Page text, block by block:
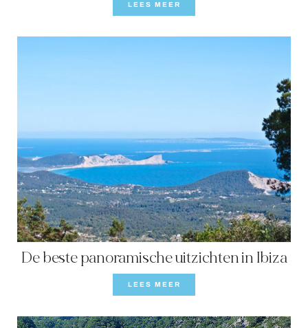
LEES MEER
De beste panoramische uitzichten in Ibiza
LEES MEER